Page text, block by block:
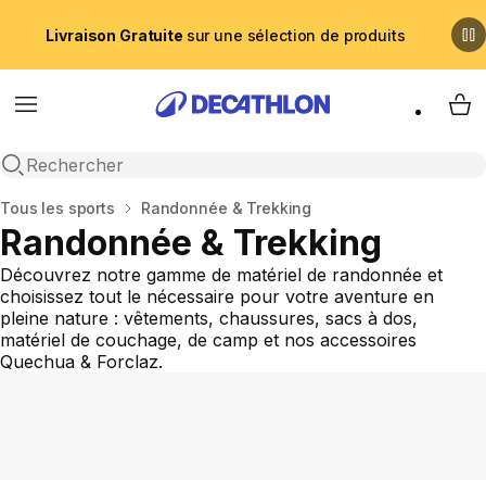
Livraison Gratuite sur une sélection de produits
Menu
Recherche ouverte
My
Accueil
Tous les sports Randonnée & Trekking
Randonnée & Trekking
Découvrez notre gamme de matériel de randonnée et
choisissez tout le nécessaire pour votre aventure en
pleine nature : vêtements, chaussures, sacs à dos,
matériel de couchage, de camp et nos accessoires
Quechua & Forclaz.